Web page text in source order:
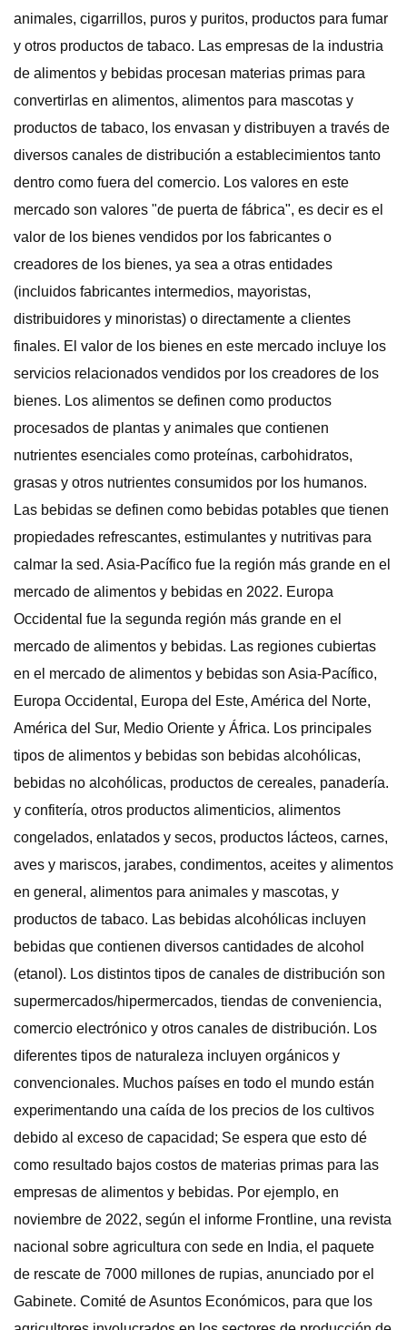
animales, cigarrillos, puros y puritos, productos para fumar
y otros productos de tabaco. Las empresas de la industria
de alimentos y bebidas procesan materias primas para
convertirlas en alimentos, alimentos para mascotas y
productos de tabaco, los envasan y distribuyen a través de
diversos canales de distribución a establecimientos tanto
dentro como fuera del comercio. Los valores en este
mercado son valores "de puerta de fábrica", es decir es el
valor de los bienes vendidos por los fabricantes o
creadores de los bienes, ya sea a otras entidades
(incluidos fabricantes intermedios, mayoristas,
distribuidores y minoristas) o directamente a clientes
finales. El valor de los bienes en este mercado incluye los
servicios relacionados vendidos por los creadores de los
bienes. Los alimentos se definen como productos
procesados ​​de plantas y animales que contienen
nutrientes esenciales como proteínas, carbohidratos,
grasas y otros nutrientes consumidos por los humanos.
Las bebidas se definen como bebidas potables que tienen
propiedades refrescantes, estimulantes y nutritivas para
calmar la sed. Asia-Pacífico fue la región más grande en el
mercado de alimentos y bebidas en 2022. Europa
Occidental fue la segunda región más grande en el
mercado de alimentos y bebidas. Las regiones cubiertas
en el mercado de alimentos y bebidas son Asia-Pacífico,
Europa Occidental, Europa del Este, América del Norte,
América del Sur, Medio Oriente y África. Los principales
tipos de alimentos y bebidas son bebidas alcohólicas,
bebidas no alcohólicas, productos de cereales, panadería.
y confitería, otros productos alimenticios, alimentos
congelados, enlatados y secos, productos lácteos, carnes,
aves y mariscos, jarabes, condimentos, aceites y alimentos
en general, alimentos para animales y mascotas, y
productos de tabaco. Las bebidas alcohólicas incluyen
bebidas que contienen diversos cantidades de alcohol
(etanol). Los distintos tipos de canales de distribución son
supermercados/hipermercados, tiendas de conveniencia,
comercio electrónico y otros canales de distribución. Los
diferentes tipos de naturaleza incluyen orgánicos y
convencionales. Muchos países en todo el mundo están
experimentando una caída de los precios de los cultivos
debido al exceso de capacidad; Se espera que esto dé
como resultado bajos costos de materias primas para las
empresas de alimentos y bebidas. Por ejemplo, en
noviembre de 2022, según el informe Frontline, una revista
nacional sobre agricultura con sede en India, el paquete
de rescate de 7000 millones de rupias, anunciado por el
Gabinete. Comité de Asuntos Económicos, para que los